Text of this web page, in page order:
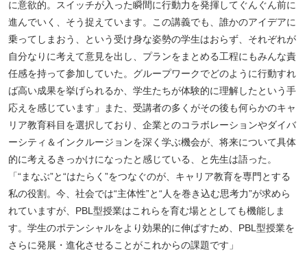
に意欲的。スイッチが入った瞬間に行動力を発揮してぐんぐん前に
進んでいく、そう捉えています。この講義でも、誰かのアイデアに
乗ってしまおう、という受け身な姿勢の学生はおらず、それぞれが
自分なりに考えて意見を出し、プランをまとめる工程にもみんな責
任感を持って参加していた。グループワークでどのように行動すれ
ば高い成果を挙げられるか、学生たちが体験的に理解したという手
応えを感じています」また、受講者の多くがその後も何らかのキャ
リア教育科目を選択しており、企業とのコラボレーションやダイバ
ーシティ＆インクルージョンを深く学ぶ機会が、将来について具体
的に考えるきっかけになったと感じている、と先生は語った。
「“まなぶ”と“はたらく”をつなぐのが、キャリア教育を専門とする
私の役割。今、社会では“主体性”と“人を巻き込む思考力”が求めら
れていますが、PBL型授業はこれらを育む場ととしても機能しま
す。学生のポテンシャルをより効果的に伸ばすため、PBL型授業を
さらに発展・進化させることがこれからの課題です」